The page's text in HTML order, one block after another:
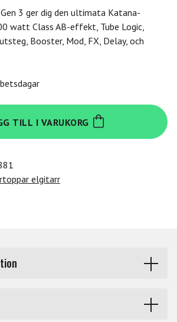
3 ger dig den ultimata Katana-
watt Class AB-effekt, Tube Logic,
Booster, Mod, FX, Delay, och
TILL I VARUKORG
elgitarr
Med uppdaterade ljud och